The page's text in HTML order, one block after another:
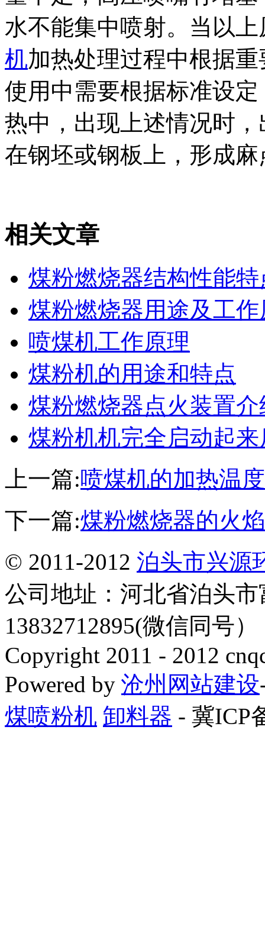
水不能集中喷射。当以
机加热处理过程中根据
使用中需要根据标准设
热中，出现上述情况时
在钢坯或钢板上，形成麻
相关文章
煤粉燃烧器结构性能特
煤粉燃烧器用途及工作
喷煤机工作原理
煤粉机的用途和特点
煤粉燃烧器点火装置介
煤粉机机完全启动起
上一篇:喷煤机的加热温
下一篇:煤粉燃烧器的火
© 2011-2012 泊头市兴源
公司地址：河北省泊头
13832712895(微信同号
Copyright 2011 - 2012
Powered by 沧州网站建设
煤喷粉机 卸料器 - 冀ICP